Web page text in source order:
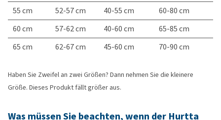
55 cm
52-57 cm 40-55 cm
60-80 cm
60 cm
57-62 cm 40-60 cm
65-85 cm
65 cm
62-67 cm 45-60 cm 70-90 cm
Haben Sie Zweifel an zwei Größen? Dann nehmen Sie die kleinere
Größe. Dieses Produkt fällt größer aus.
Was müssen Sie beachten, wenn der Hurtta